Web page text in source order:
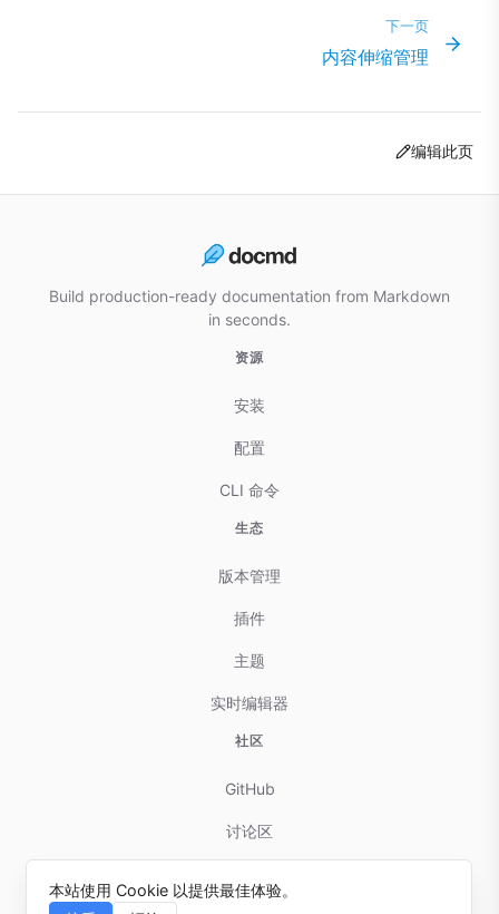
下一页
内容伸缩管理
编辑此页
Build production-ready documentation from Markdown
in seconds.
资源
安装
配置
CLI 命令
生态
版本管理
插件
主题
实时编辑器
社区
GitHub
讨论区
本站使用 Cookie 以提供最佳体验。